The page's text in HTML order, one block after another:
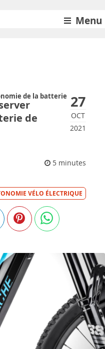
Menu
de la batterie 27
OCT
2021
de
5 minutes
VÉLO ÉLECTRIQUE